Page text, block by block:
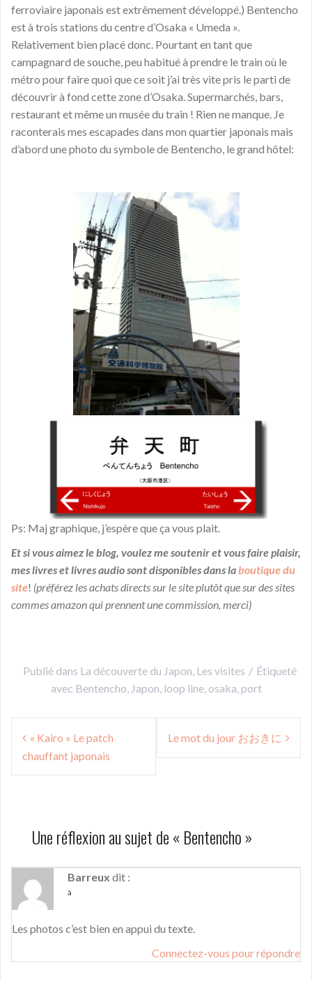
ferroviaire japonais est extrêmement développé.) Bentencho
est à trois stations du centre d’Osaka « Umeda ».
Relativement bien placé donc. Pourtant en tant que
campagnard de souche, peu habitué à prendre le train où le
métro pour faire quoi que ce soit j’ai très vite pris le parti de
découvrir à fond cette zone d’Osaka. Supermarchés, bars,
restaurant et même un musée du train ! Rien ne manque. Je
raconterais mes escapades dans mon quartier japonais mais
d’abord une photo du symbole de Bentencho, le grand hôtel:
Ps: Maj graphique, j’espère que ça vous plait.
Et si vous aimez le blog, voulez me soutenir et vous faire plaisir,
mes livres et livres audio sont disponibles dans laboutique du
site! (préférez les achats directs sur le site plutôt que sur des sites
commes amazon qui prennent une commission, merci)
Publié dans La découverte du Japon, Les visites
Étiqueté
avec Bentencho, Japon, loop line, osaka,port
Navigation
de « Kairo » Le patch
chauffant japonais
Le mot du jour おおきに
Une réflexion au sujet de « Bentencho»
Barreux dit :
à
Les photos c’est bien en appui du texte.
Connectez-vous pour répondre